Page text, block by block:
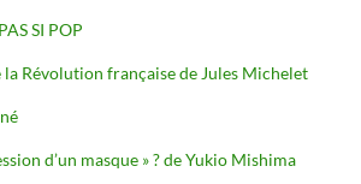
SI POP
Révolution française de Jules Michelet
d’un masque » ? de Yukio Mishima